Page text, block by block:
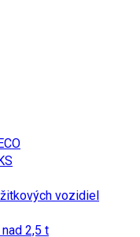
vozidiel
2,5 t